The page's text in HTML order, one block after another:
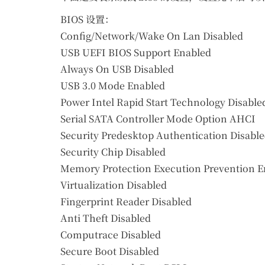
BIOS 设置：
Config/Network/Wake On Lan Disabled
USB UEFI BIOS Support Enabled
Always On USB Disabled
USB 3.0 Mode Enabled
Power Intel Rapid Start Technology
Serial SATA Controller Mode Option AHCI
Security Predesktop Authentication
Security Chip Disabled
Memory Protection Execution Prevention
Virtualization Disabled
Fingerprint Reader Disabled
Anti Theft Disabled
Computrace Disabled
Secure Boot Disabled